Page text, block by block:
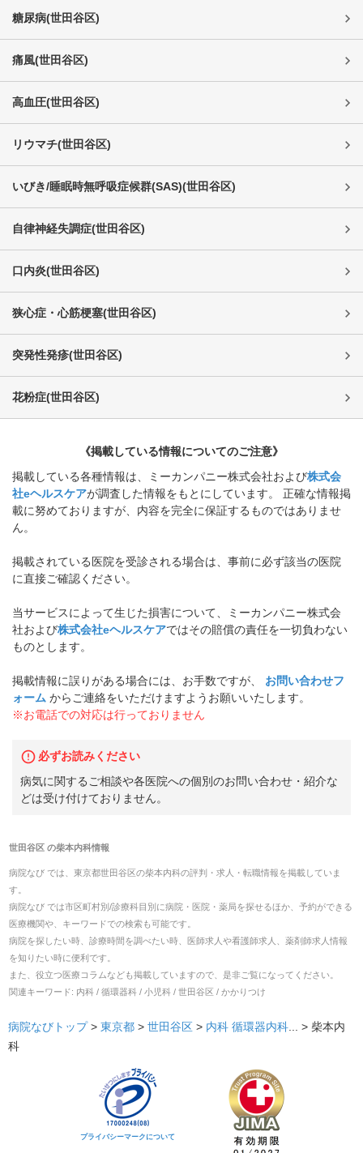
糖尿病(世田谷区)
痛風(世田谷区)
高血圧(世田谷区)
リウマチ(世田谷区)
いびき/睡眠時無呼吸症候群(SAS)(世田谷区)
自律神経失調症(世田谷区)
口内炎(世田谷区)
狭心症・心筋梗塞(世田谷区)
突発性発疹(世田谷区)
花粉症(世田谷区)
《掲載している情報についてのご注意》
掲載している各種情報は、ミーカンパニー株式会社および株式会
社eヘルスケアが調査した情報をもとにしています。 正確な情報掲
載に努めておりますが、内容を完全に保証するものではありませ
ん。
掲載されている医院を受診される場合は、事前に必ず該当の医院
に直接ご確認ください。
当サービスによって生じた損害について、ミーカンパニー株式会
社および株式会社eヘルスケアではその賠償の責任を一切負わない
ものとします。
掲載情報に誤りがある場合には、お手数ですが、
お問い合わせフ
ォーム からご連絡をいただけますようお願いいたします。
※お電話での対応は行っておりません
必ずお読みください
病気に関するご相談や各医院への個別のお問い合わせ・紹介な
どは受け付けておりません。
世田谷区の柴本内科情報
病院なび では、 東京都世田谷区の柴本内科の評判・求人・転職情報を掲載していま
す。
病院なび では市区町村別/診療科目別に病院・医院・薬局を探せるほか、予約ができる
医療機関や、キーワードでの検索も可能です。
病院を探したい時、診療時間を調べたい時、医師求人や看護師求人、薬剤師求人情報
を知りたい時に便利です。
また、役立つ医療コラムなども掲載していますので、是非ご覧になってください。
関連キーワード: 内科 / 循環器科 / 小児科 / 世田谷区 / かかりつけ
病院なびトップ > 東京都 > 世田谷区 > 内科 循環器内科... > 柴本内
科
プライバシーマークについて